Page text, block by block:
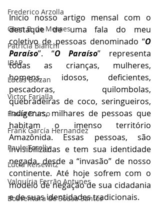
Frederico Arzolla
Gean B. de Moraes
Patrícia Bianchi
IBAP
Lucas Bolzan
Victor Farjalla
Flavia D'urso
Frank García Hernandez
Paulo Torelly
Lúcia Reisewitz
Valquíria Ferrão Antunes
Boaventura de Sousa Santos
Inicio nosso artigo mensal com o
destaque de uma fala do meu
coletivo de pessoas denominado “O
Paraíso”. “O Paraíso” representa
todas as crianças, mulheres,
homens, idosos, deficientes,
pescadoras, quilombolas,
quebradeiras de coco, seringueiros,
indígenas, milhares de pessoas que
habitam o imenso território
Amazônida. Essas pessoas, são
invisibilizadas e tem sua identidade
negada, desde a “invasão” de nosso
continente. Até hoje sofrem com o
modelo de negação de sua cidadania
e de suas identidades tradicionais.